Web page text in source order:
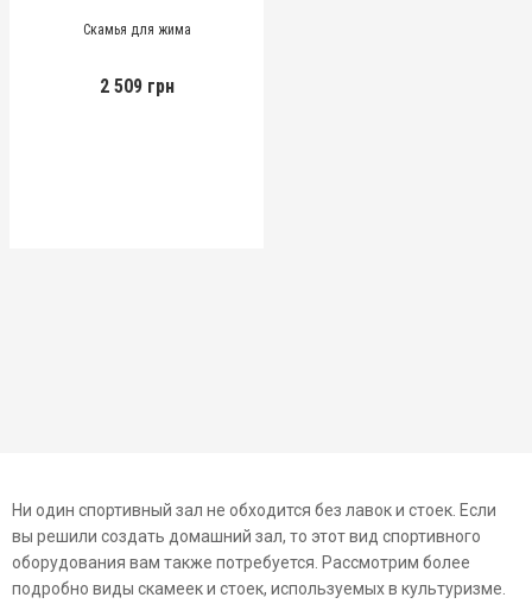
Скамья для жима
2 509 грн
Ни один спортивный зал не обходится без лавок и стоек. Если
вы решили создать домашний зал, то этот вид спортивного
оборудования вам также потребуется. Рассмотрим более
подробно виды скамеек и стоек, используемых в культуризме.